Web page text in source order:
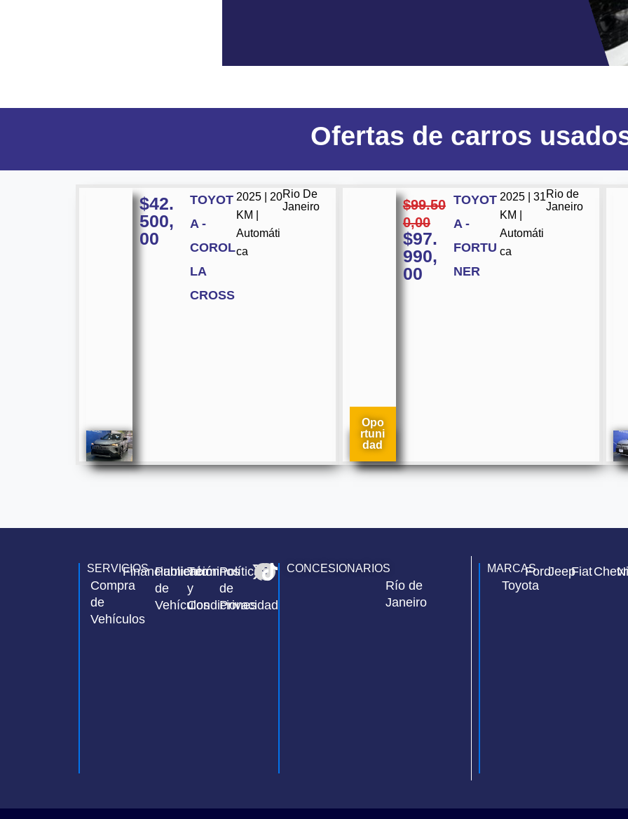
Ofertas de carros
$42.
500,
00
TOYOT
A -
COROL
LA
CROSS
2025 | 20
KM |
Automáti
ca
Rio De
Janeiro
Opo
rtuni
dad
$99.50
0,00
$97.
990,
00
TOYOT
A -
FORTU
NER
2025 | 31
KM |
Automáti
ca
Rio de
Janeiro
SERVICIOS
Compra
de
Vehículos
Financiamiento
Publicación
de
Vehículos
Términos
y
Condiciones
Política
de
Privacidad
CONCESIONARIOS
Río de
Janeiro
MARCAS
Toyota
FordJeepFiat